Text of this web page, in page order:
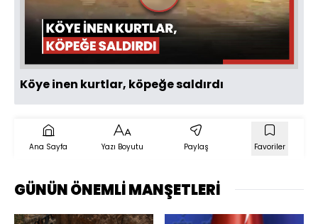
Oynat
Köye inen kurtlar, köpeğe saldırdı
Ana Sayfa Yazı Boyutu Paylaş Favoriler
GÜNÜN ÖNEMLİ MANŞETLERİ